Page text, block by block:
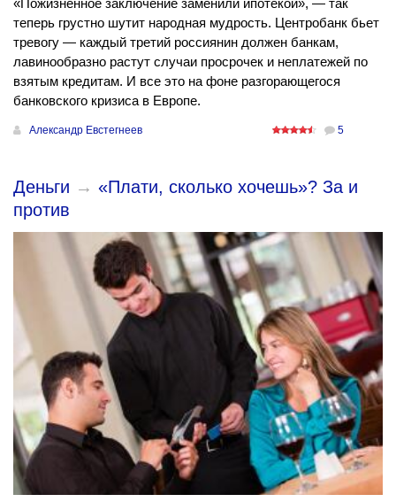
«Пожизненное заключение заменили ипотекой», — так
теперь грустно шутит народная мудрость. Центробанк бьет
тревогу — каждый третий россиянин должен банкам,
лавинообразно растут случаи просрочек и неплатежей по
взятым кредитам. И все это на фоне разгорающегося
банковского кризиса в Европе.
Александр Евстегнеев 5
Деньги → «Плати, сколько хочешь»? За и
против